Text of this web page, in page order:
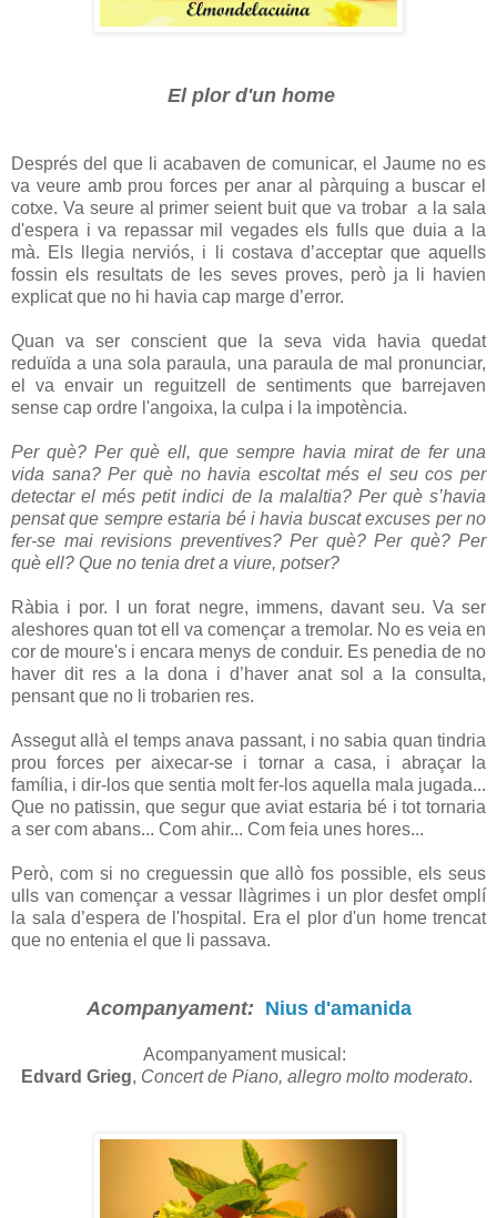
El plor d'un home
Després del que li acabaven de comunicar, el Jaume no es
va veure amb prou forces per anar al pàrquing a buscar el
cotxe. Va seure al primer seient buit que va trobar a la sala
d'espera i va repassar mil vegades els fulls que duia a la
mà. Els llegia nerviós, i li costava d’acceptar que aquells
fossin els resultats de les seves proves, però ja li havien
explicat que no hi havia cap marge d’error.
Quan va ser conscient que la seva vida havia quedat
reduïda a una sola paraula, una paraula de mal pronunciar,
el va envair un reguitzell de sentiments que barrejaven
sense cap ordre l'angoixa, la culpa i la impotència.
Per què? Per què ell, que sempre havia mirat de fer una
vida sana? Per què no havia escoltat més el seu cos per
detectar el més petit indici de la malaltia? Per què s’havia
pensat que sempre estaria bé i havia buscat excuses per no
fer-se mai revisions preventives? Per què? Per què? Per
què ell? Que no tenia dret a viure, potser?
Ràbia i por. I un forat negre, immens, davant seu. Va ser
aleshores quan tot ell va començar a tremolar. No es veia en
cor de moure's i encara menys de conduir. Es penedia de no
haver dit res a la dona i d’haver anat sol a la consulta,
pensant que no li trobarien res.
Assegut allà el temps anava passant, i no sabia quan tindria
prou forces per aixecar-se i tornar a casa, i abraçar la
família, i dir-los que sentia molt fer-los aquella mala jugada...
Que no patissin, que segur que aviat estaria bé i tot tornaria
a ser com abans... Com ahir... Com feia unes hores...
Però, com si no creguessin que allò fos possible, els seus
ulls van començar a vessar llàgrimes i un plor desfet omplí
la sala d’espera de l'hospital. Era el plor d'un home trencat
que no entenia el que li passava.
Acompanyament: Nius d'amanida
Acompanyament musical:
Edvard Grieg, Concert de Piano, allegro molto moderato.